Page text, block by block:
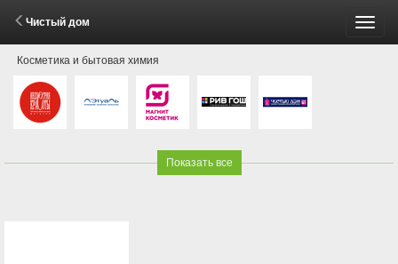
Чистый дом
Косметика и бытовая химия
Показать все